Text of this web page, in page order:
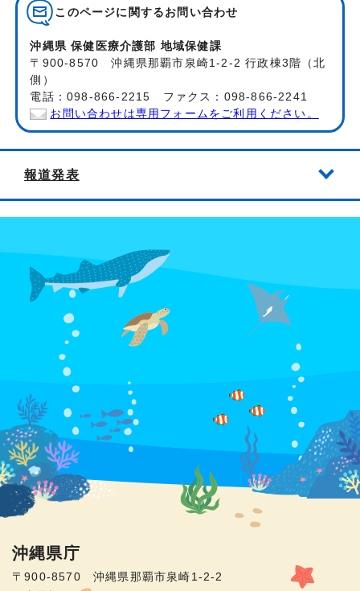
このページに関する お問い合わせ
沖縄県 保健医療介護部 地域保健課
〒900-8570 沖縄県那覇市泉崎1-2-2 行政棟3階（北
側）
電話：098-866-2215 ファクス：098-866-2241
お問い合わせは専用フォームをご利用ください。
報道発表
沖縄県庁
〒900-8570 沖縄県那覇市泉崎1-2-2